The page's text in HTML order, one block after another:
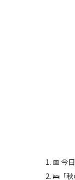
📅 今
🛌「